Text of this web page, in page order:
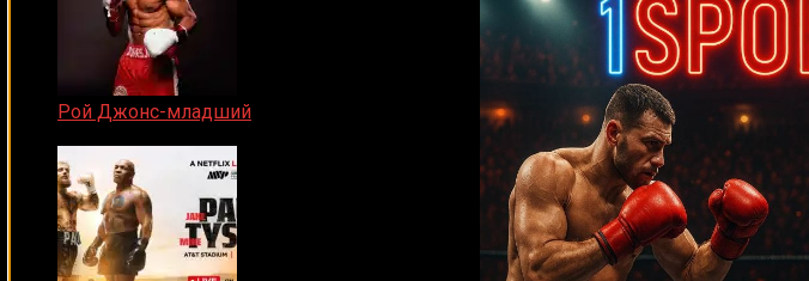
Рой Джонс-младший